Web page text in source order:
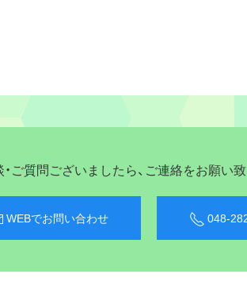
ご質問ございましたら、ご連絡をお願い
WEBでお問い合わせ 048-